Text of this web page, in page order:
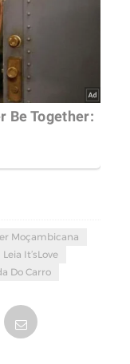
Moçambicana
Leia It’sLove
Do Carro